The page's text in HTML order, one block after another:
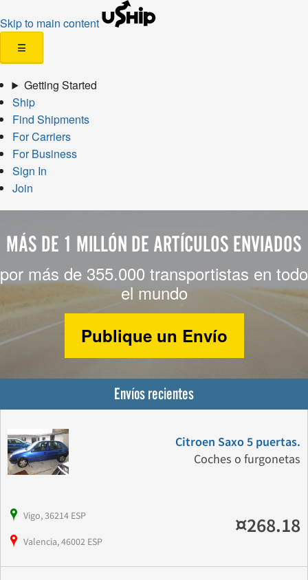
Skip to main content
☰
Getting Started
Ship
Find Shipments
For Carriers
For Business
Sign In
Join
MÁS DE 1 MILLÓN DE ARTÍCULOS ENVIADOS
por más de 355.000 transportistas en todo
el mundo
Publique un Envío
Envíos recientes
Citroen Saxo 5 puertas.
Coches o furgonetas
Vigo, 36214 ESP
Valencia, 46002 ESP
¤268.18